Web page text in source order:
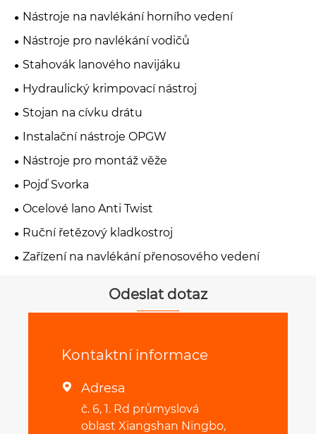
Nástroje na navlékání horního vedení
Nástroje pro navlékání vodičů
Stahovák lanového navijáku
Hydraulický krimpovací nástroj
Stojan na cívku drátu
Instalační nástroje OPGW
Nástroje pro montáž věže
Pojď Svorka
Ocelové lano Anti Twist
Ruční řetězový kladkostroj
Zařízení na navlékání přenosového vedení
Odeslat dotaz
Kontaktní informace
 Adresa
č. 6, 1. Rd průmyslová
oblast Xiangshan Ningbo,